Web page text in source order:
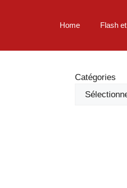
Home Flash
Catégories